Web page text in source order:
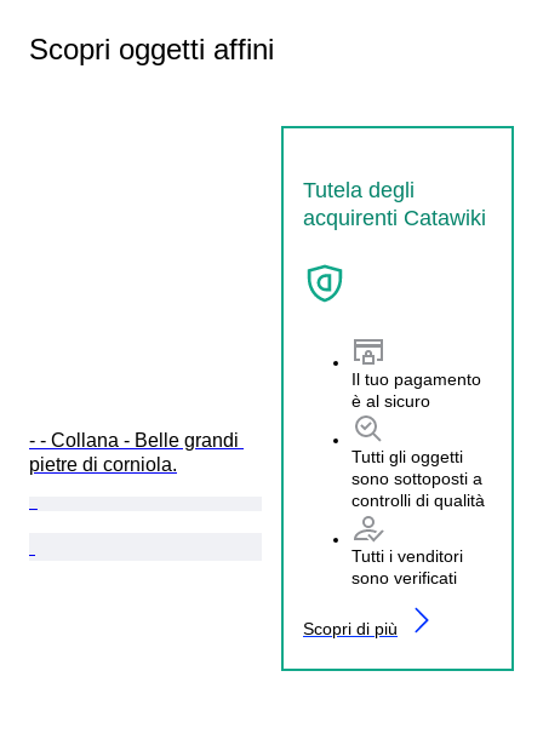
Scopri oggetti affini
Tutela degli
acquirenti Catawiki
Il tuo pagamento
è al sicuro
Tutti gli oggetti
sono sottoposti a
controlli di qualità
Tutti i venditori
sono verificati
Scopri di più
- - Collana - Belle grandi
pietre di corniola.